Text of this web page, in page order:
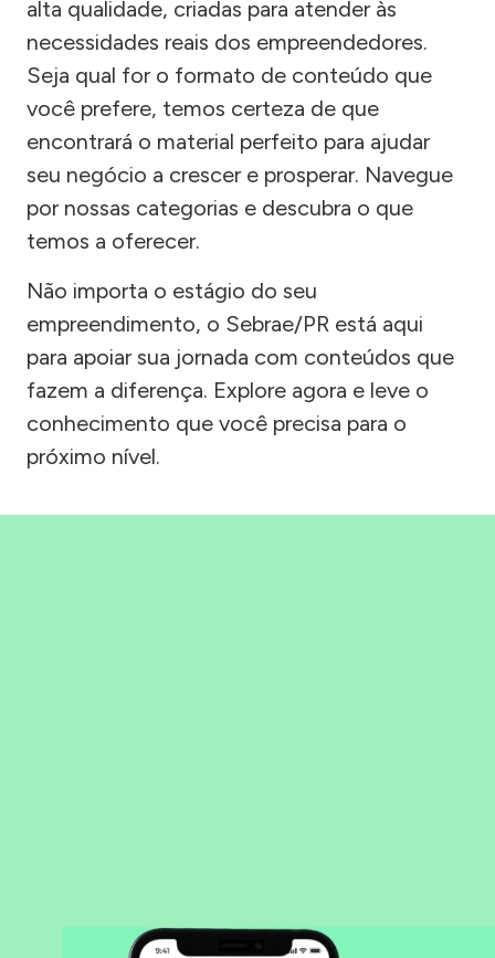
alta qualidade, criadas para atender às
necessidades reais dos empreendedores.
Seja qual for o formato de conteúdo que
você prefere, temos certeza de que
encontrará o material perfeito para ajudar
seu negócio a crescer e prosperar. Navegue
por nossas categorias e descubra o que
temos a oferecer.
Não importa o estágio do seu
empreendimento, o Sebrae/PR está aqui
para apoiar sua jornada com conteúdos que
fazem a diferença. Explore agora e leve o
conhecimento que você precisa para o
próximo nível.